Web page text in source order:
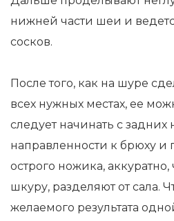
нижней части шеи и
сосков.
После того, как на шуре
всех нужных местах, ее
следует начинать с задних
направленности к брюху
острого ножика,
шкуру, разделяют от сала.
желаемого результата